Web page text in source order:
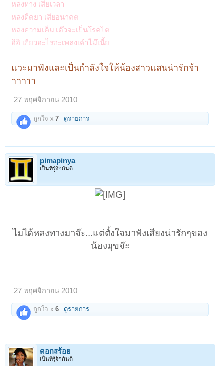
หลงทาง เสียเวลา
หลงติดยา เสียอนาคต
หลงความเค็ม เด๊วจะเป็นโรคไต
อิอิ เกี่ยวอะไรกะเพลงเค้าไม๊เนี้ย
แวะมาฟังและเป็นกำลังใจให้น้องสาวแสนน่ารักจ้า
าาาาา
27 พฤศจิกายน 2010
ถูกใจ x7 ดูรายการ
pimapinya
เป็นที่รู้จักกันดี
ไม่ได้หลงทางมาจ๊ะ...แต่ตั้งใจมาฟังเสียงน่ารักๆของ
น้องมุขจ๊ะ
27 พฤศจิกายน 2010
ถูกใจ x6 ดูรายการ
ดอกสร้อย
เป็นที่รู้จักกันดี